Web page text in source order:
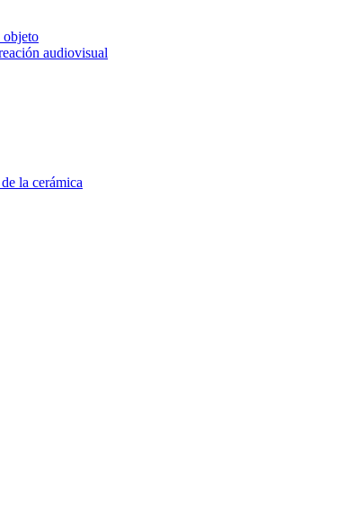
objeto
audiovisual
la cerámica